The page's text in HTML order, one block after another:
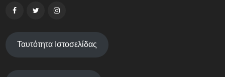
Ταυτότητα Ιστοσελίδας